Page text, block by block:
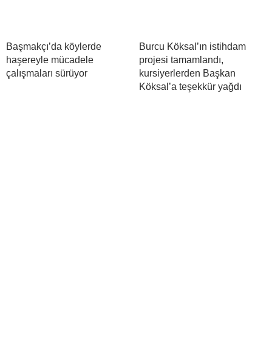
Başmakçı’da köylerde
haşereyle mücadele
çalışmaları sürüyor
Burcu Köksal’ın istihdam
projesi tamamlandı,
kursiyerlerden Başkan
Köksal’a teşekkür yağdı